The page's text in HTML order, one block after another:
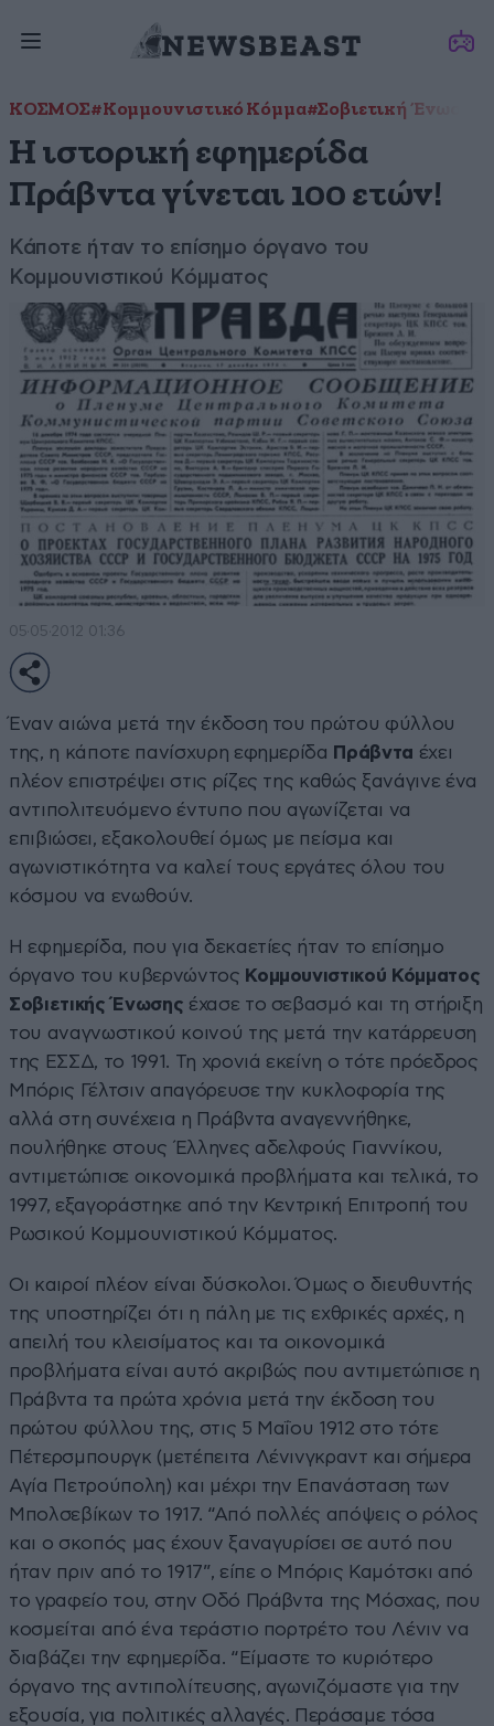
ΚΟΣΜΟΣ#Κομμουνιστικό Κόμμα#Σοβιετική Ένωση
Η ιστορική εφημερίδα
Πράβντα γίνεται 100 ετών!
Κάποτε ήταν το επίσημο όργανο του
Κομμουνιστικού Κόμματος
05·05·2012 01:36
Έναν αιώνα μετά την έκδοση του πρώτου φύλλου
της, η κάποτε πανίσχυρη εφημερίδα Πράβντα έχει
πλέον επιστρέψει στις ρίζες της καθώς ξανάγινε ένα
αντιπολιτευόμενο έντυπο που αγωνίζεται να
επιβιώσει, εξακολουθεί όμως με πείσμα και
αγωνιστικότητα να καλεί τους εργάτες όλου του
κόσμου να ενωθούν.
Η εφημερίδα, που για δεκαετίες ήταν το επίσημο
όργανο του κυβερνώντος Κομμουνιστικού Κόμματος
Σοβιετικής Ένωσης έχασε το σεβασμό και τη στήριξη
του αναγνωστικού κοινού της μετά την κατάρρευση
της ΕΣΣΔ, το 1991. Τη χρονιά εκείνη ο τότε πρόεδρος
Μπόρις Γέλτσιν απαγόρευσε την κυκλοφορία της
αλλά στη συνέχεια η Πράβντα αναγεννήθηκε,
πουλήθηκε στους Έλληνες αδελφούς Γιαννίκου,
αντιμετώπισε οικονομικά προβλήματα και τελικά, το
1997, εξαγοράστηκε από την Κεντρική Επιτροπή του
Ρωσικού Κομμουνιστικού Κόμματος.
Οι καιροί πλέον είναι δύσκολοι. Όμως ο διευθυντής
της υποστηρίζει ότι η πάλη με τις εχθρικές αρχές, η
απειλή του κλεισίματος και τα οικονομικά
προβλήματα είναι αυτό ακριβώς που αντιμετώπισε η
Πράβντα τα πρώτα χρόνια μετά την έκδοση του
πρώτου φύλλου της, στις 5 Μαΐου 1912 στο τότε
Πέτερσμπουργκ (μετέπειτα Λένινγκραντ και σήμερα
Αγία Πετρούπολη) και μέχρι την Επανάσταση των
Μπολσεβίκων το 1917. “Από πολλές απόψεις ο ρόλος
και ο σκοπός μας έχουν ξαναγυρίσει σε αυτό που
ήταν πριν από το 1917”, είπε ο Μπόρις Καμότσκι από
το γραφείο του, στην Οδό Πράβντα της Μόσχας, που
κοσμείται από ένα τεράστιο πορτρέτο του Λένιν να
διαβάζει την εφημερίδα. “Είμαστε το κυριότερο
όργανο της αντιπολίτευσης, αγωνιζόμαστε για την
εξουσία, για πολιτικές αλλαγές. Περάσαμε τόσα